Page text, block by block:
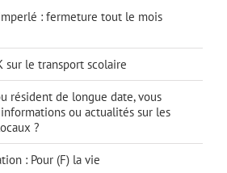
: fermeture tout le mois
sur le transport scolaire
résident de longue date, vous
ou actualités sur les
?
: Pour (F) la vie